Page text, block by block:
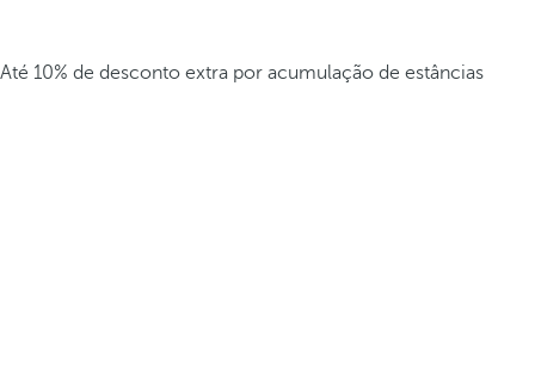
Até 10% de desconto extra por acumulação de estâncias